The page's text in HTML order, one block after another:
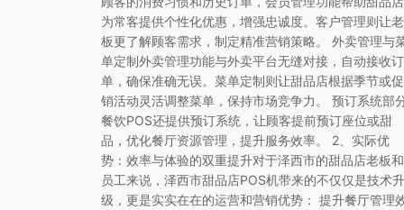
为常客提供个性化优惠，增强忠诚度。客户管理则让老
板更了解顾客需求，制定精准营销策略。 外卖管理与
单定制外卖管理功能与外卖平台无缝对接，自动接收订
单，确保准确无误。菜单定制则让甜品店根据季节或促
销活动灵活调整菜单，保持市场竞争力。 预订系统部
餐饮POS还提供预订系统，让顾客提前预订座位或甜
品，优化餐厅资源管理，提升服务效率。 2、实际优
势：效率与体验的双重提升对于泽西市的甜品店老板和
员工来说，泽西市甜品店POS机带来的不仅仅是技术升
级，更是实实在在的运营和营销优势： 提升餐厅管理